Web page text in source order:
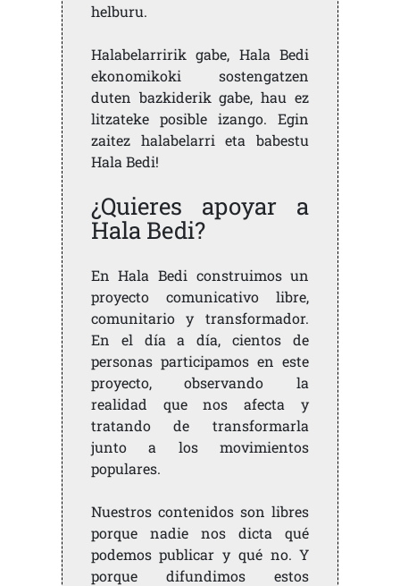
helburu.
Halabelarririk gabe, Hala Bedi
ekonomikoki sostengatzen
duten bazkiderik gabe, hau ez
litzateke posible izango. Egin
zaitez halabelarri eta babestu
Hala Bedi!
¿Quieres apoyar a
Hala Bedi?
En Hala Bedi construimos un
proyecto comunicativo libre,
comunitario y transformador.
En el día a día, cientos de
personas participamos en este
proyecto, observando la
realidad que nos afecta y
tratando de transformarla
junto a los movimientos
populares.
Nuestros contenidos son libres
porque nadie nos dicta qué
podemos publicar y qué no. Y
porque difundimos estos